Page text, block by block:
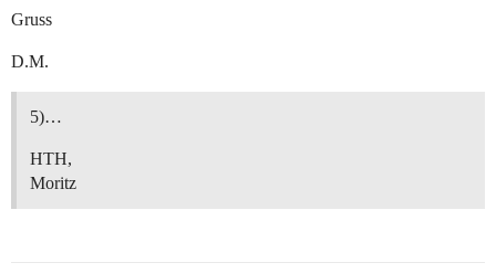
Gruss
D.M.
5)…
HTH,
Moritz